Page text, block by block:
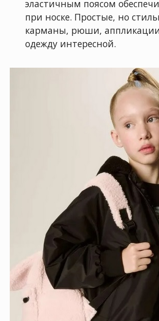
эластичным поясом
при носке. Простые, но
карманы, рюши,
одежду интересной.